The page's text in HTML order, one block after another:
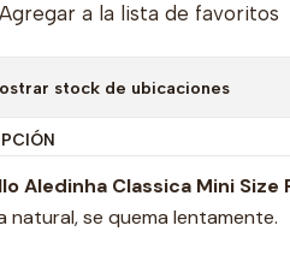
Agregar a la lista de favoritos
stock de ubicaciones
Aledinha Classica Mini Size
natural, se quema lentamente.